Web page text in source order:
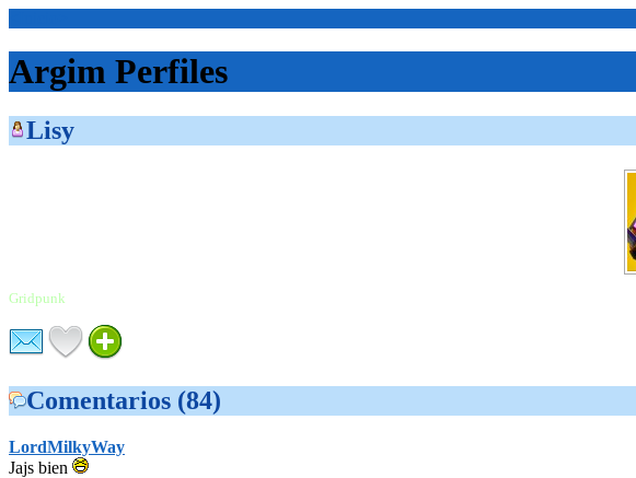
Argim Perfiles
Lisy
Gridpunk
Comentarios (84)
LordMilkyWay
Jajs bien